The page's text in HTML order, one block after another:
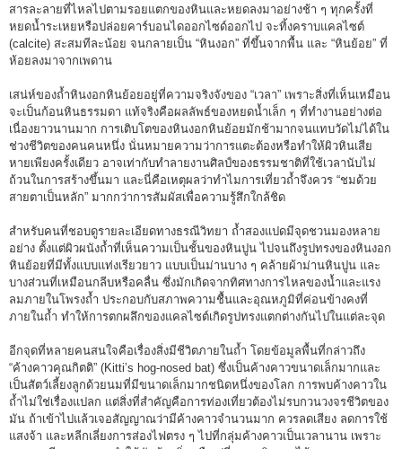
สารละลายที่ไหลไปตามรอยแตกของหินและหยดลงมาอย่างช้า ๆ ทุกครั้งที่
หยดน้ำระเหยหรือปล่อยคาร์บอนไดออกไซด์ออกไป จะทิ้งคราบแคลไซต์
(calcite) สะสมทีละน้อย จนกลายเป็น “หินงอก” ที่ขึ้นจากพื้น และ “หินย้อย” ที่
ห้อยลงมาจากเพดาน
เสน่ห์ของถ้ำหินงอกหินย้อยอยู่ที่ความจริงจังของ “เวลา” เพราะสิ่งที่เห็นเหมือน
จะเป็นก้อนหินธรรมดา แท้จริงคือผลลัพธ์ของหยดน้ำเล็ก ๆ ที่ทำงานอย่างต่อ
เนื่องยาวนานมาก การเติบโตของหินงอกหินย้อยมักช้ามากจนแทบวัดไม่ได้ใน
ช่วงชีวิตของคนคนหนึ่ง นั่นหมายความว่าการแตะต้องหรือทำให้ผิวหินเสีย
หายเพียงครั้งเดียว อาจเท่ากับทำลายงานศิลป์ของธรรมชาติที่ใช้เวลานับไม่
ถ้วนในการสร้างขึ้นมา และนี่คือเหตุผลว่าทำไมการเที่ยวถ้ำจึงควร “ชมด้วย
สายตาเป็นหลัก” มากกว่าการสัมผัสเพื่อความรู้สึกใกล้ชิด
สำหรับคนที่ชอบดูรายละเอียดทางธรณีวิทยา ถ้ำสองแปดมีจุดชวนมองหลาย
อย่าง ตั้งแต่ผิวผนังถ้ำที่เห็นความเป็นชั้นของหินปูน ไปจนถึงรูปทรงของหินงอก
หินย้อยที่มีทั้งแบบแท่งเรียวยาว แบบเป็นม่านบาง ๆ คล้ายผ้าม่านหินปูน และ
บางส่วนที่เหมือนกลีบหรือคลื่น ซึ่งมักเกิดจากทิศทางการไหลของน้ำและแรง
ลมภายในโพรงถ้ำ ประกอบกับสภาพความชื้นและอุณหภูมิที่ค่อนข้างคงที่
ภายในถ้ำ ทำให้การตกผลึกของแคลไซต์เกิดรูปทรงแตกต่างกันไปในแต่ละจุด
อีกจุดที่หลายคนสนใจคือเรื่องสิ่งมีชีวิตภายในถ้ำ โดยข้อมูลพื้นที่กล่าวถึง
“ค้างคาวคุณกิตติ” (Kitti’s hog-nosed bat) ซึ่งเป็นค้างคาวขนาดเล็กมากและ
เป็นสัตว์เลี้ยงลูกด้วยนมที่มีขนาดเล็กมากชนิดหนึ่งของโลก การพบค้างคาวใน
ถ้ำไม่ใช่เรื่องแปลก แต่สิ่งที่สำคัญคือการท่องเที่ยวต้องไม่รบกวนวงจรชีวิตของ
มัน ถ้าเข้าไปแล้วเจอสัญญาณว่ามีค้างคาวจำนวนมาก ควรลดเสียง ลดการใช้
แสงจ้า และหลีกเลี่ยงการส่องไฟตรง ๆ ไปที่กลุ่มค้างคาวเป็นเวลานาน เพราะ